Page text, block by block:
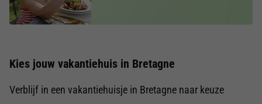
Kies jouw vakantiehuis in Bretagne
Verblijf in een vakantiehuisje in Bretagne naar keuze